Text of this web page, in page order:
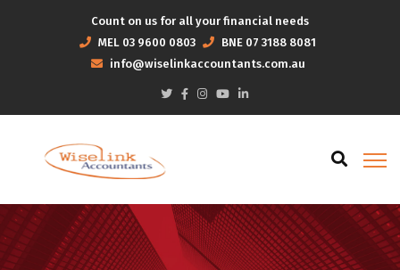
Count on us for all your financial needs
MEL 03 9600 0803 BNE 07 3188 8081
info@wiselinkaccountants.com.au